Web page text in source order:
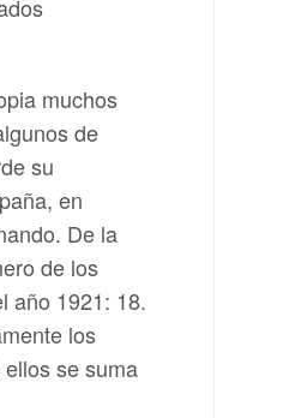
muchos
de
su
en
De la
de los
año 1921: 18.
los
se suma